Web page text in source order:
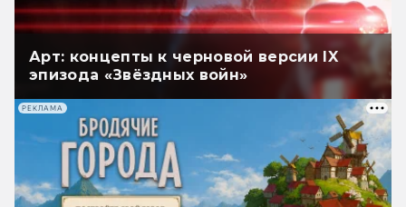
Арт: концепты к черновой версии IX
эпизода «Звёздных войн»
РЕКЛАМА